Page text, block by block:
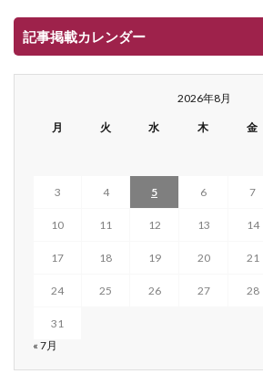
記事掲載カレンダー
2026年8月
月 火 水 木 金
3 4 5 6 7
10 11 12 13 14
17 18 19 20 21
24 25 26 27 28
31
« 7月